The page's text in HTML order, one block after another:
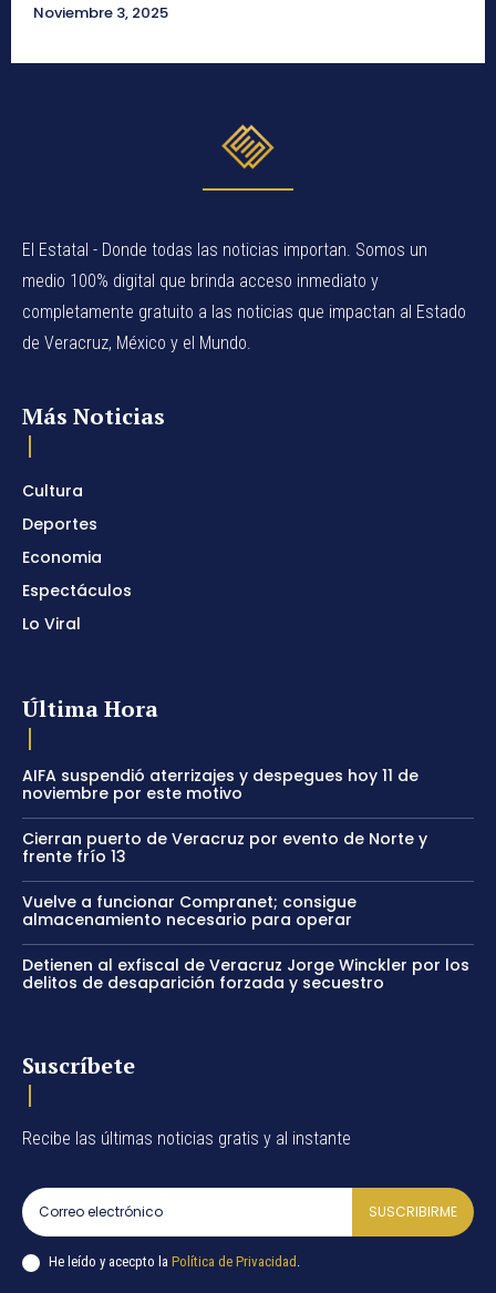
Noviembre 3, 2025
El Estatal - Donde todas las noticias importan. Somos un
medio 100% digital que brinda acceso inmediato y
completamente gratuito a las noticias que impactan al Estado
de Veracruz, México y el Mundo.
Más Noticias
Cultura
Deportes
Economia
Espectáculos
Lo Viral
Última Hora
AIFA suspendió aterrizajes y despegues hoy 11 de
noviembre por este motivo
Cierran puerto de Veracruz por evento de Norte y
frente frío 13
Vuelve a funcionar Compranet; consigue
almacenamiento necesario para operar
Detienen al exfiscal de Veracruz Jorge Winckler por los
delitos de desaparición forzada y secuestro
Suscríbete
Recibe las últimas noticias gratis y al instante
SUSCRIBIRME
He leído y acecpto la Política de Privacidad .